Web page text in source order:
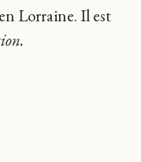
Lorraine. Il est